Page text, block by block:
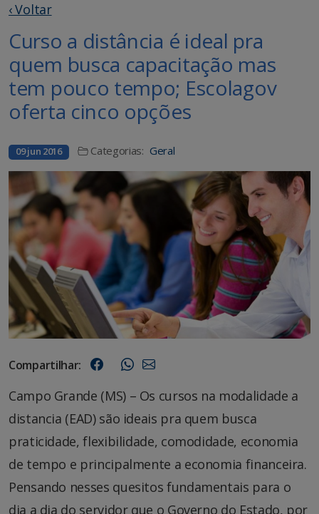
‹ Voltar
Curso a distância é ideal pra
quem busca capacitação mas
tem pouco tempo; Escolagov
oferta cinco opções
09 jun 2016 Categorias: Geral
Compartilhar:
Campo Grande (MS) – Os cursos na modalidade a
distancia (EAD) são ideais pra quem busca
praticidade, flexibilidade, comodidade, economia
de tempo e principalmente a economia financeira.
Pensando nesses quesitos fundamentais para o
dia a dia do servidor que o Governo do Estado, por